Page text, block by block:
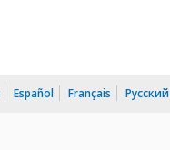
Español Français Русский